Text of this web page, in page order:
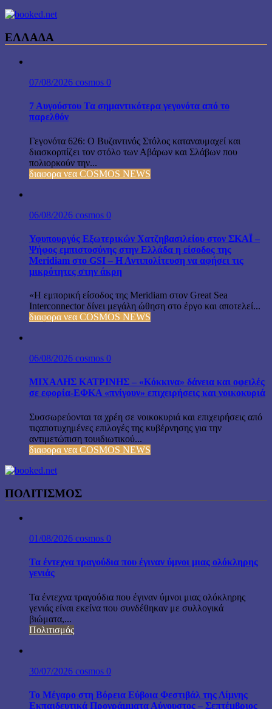
ΕΛΛΑΔΑ
07/08/2026 cosmos 0
7 Αυγούστου Τα σημαντικότερα γεγονότα από το
παρελθόν
Γεγονότα 626: Ο Βυζαντινός Στόλος καταναυμαχεί και
διασκορπίζει τον στόλο των Αβάρων και Σλάβων που
πολιορκούν την...
διαφορα νεα COSMOS NEWS
06/08/2026 cosmos 0
Υφυπουργός Εξωτερικών Χατζηβασιλείου στον ΣΚΑΪ –
Ψήφος εμπιστοσύνης στην Ελλάδα η είσοδος της
Meridiam στο GSI – Η Αντιπολίτευση να αφήσει τις
μικρότητες στην άκρη
«Η εμπορική είσοδος της Meridiam στον Great Sea
Interconnector δίνει μεγάλη ώθηση στο έργο και αποτελεί...
διαφορα νεα COSMOS NEWS
06/08/2026 cosmos 0
ΜΙΧΑΛΗΣ ΚΑΤΡΙΝΗΣ – «Κόκκινα» δάνεια και οφειλές
σε εφορία-ΕΦΚΑ «πνίγουν» επιχειρήσεις και νοικοκυριά
Συσσωρεύονται τα χρέη σε νοικοκυριά και επιχειρήσεις από
τιςαποτυχημένες επιλογές της κυβέρνησης για την
αντιμετώπιση τουιδιωτικού...
διαφορα νεα COSMOS NEWS
ΠΟΛΙΤΙΣΜΟΣ
01/08/2026 cosmos 0
Τα έντεχνα τραγούδια που έγιναν ύμνοι μιας ολόκληρης
γενιάς
Τα έντεχνα τραγούδια που έγιναν ύμνοι μιας ολόκληρης
γενιάς είναι εκείνα που συνδέθηκαν με συλλογικά
βιώματα,...
Πολιτισμός
30/07/2026 cosmos 0
Το Μέγαρο στη Βόρεια Εύβοια Φεστιβάλ της Λίμνης
Εκπαιδευτικά Προγράμματα Αύγουστος – Σεπτέμβριος